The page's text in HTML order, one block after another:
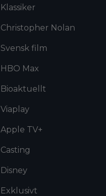
Klassiker
Christopher Nolan
Svensk film
HBO Max
Bioaktuellt
Viaplay
Apple TV+
Casting
Disney
Exklusivt